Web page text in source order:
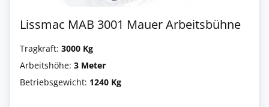
Lissmac MAB 3001 Mauer Arbeitsbühne
Tragkraft: 3000 Kg
Arbeitshöhe: 3 Meter
Betriebsgewicht: 1240 Kg